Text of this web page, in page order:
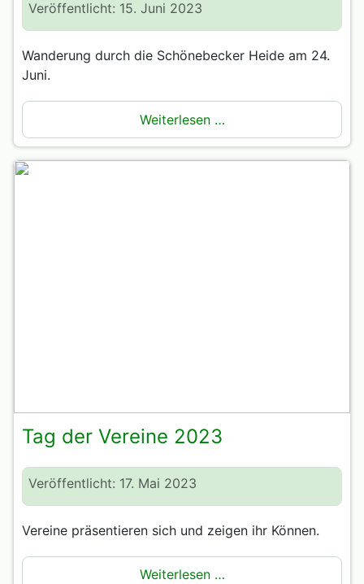
Veröffentlicht: 15. Juni 2023
Wanderung durch die Schönebecker Heide am 24.
Juni.
Weiterlesen …
Tag der Vereine 2023
Veröffentlicht: 17. Mai 2023
Vereine präsentieren sich und zeigen ihr Können.
Weiterlesen …